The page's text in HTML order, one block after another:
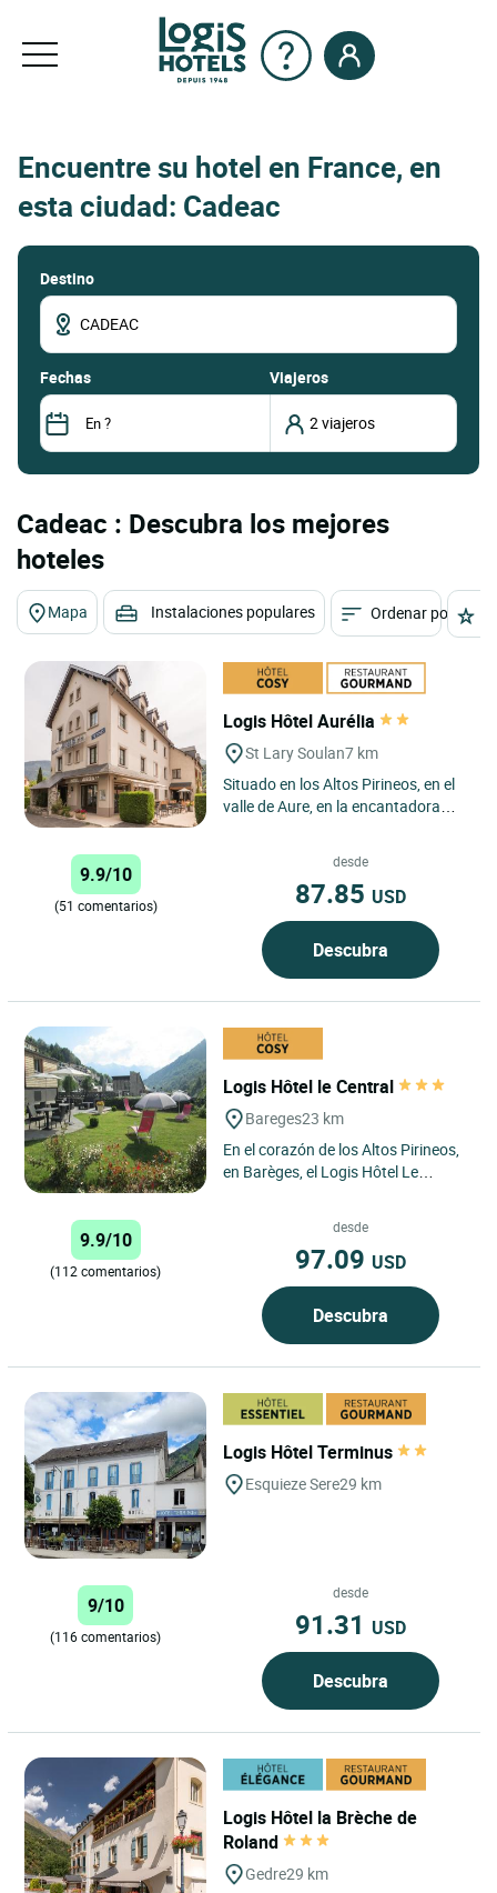
Encuentre su hotel en France, en
esta ciudad: Cadeac
Destino
fechas Viajeros
Cadeac : Descubra los mejores
hoteles
Mapa Instalaciones populares Ordenar por
Logis Hôtel Aurélia
St Lary Soulan7 km
Situado en los Altos Pirineos, en el
valle de Aure, en la encantadora
9.9/10
(51 comentarios)
desde
87.85 USD
Descubra
Logis Hôtel le Central
Bareges23 km
En el corazón de los Altos Pirineos,
en Barèges, el Logis Hôtel Le
9.9/10
(112 comentarios)
desde
97.09 USD
Descubra
Logis Hôtel Terminus
Esquieze Sere29 km
9/10
(116 comentarios)
desde
91.31 USD
Descubra
Logis Hôtel la Brèche de
Roland
Gedre29 km